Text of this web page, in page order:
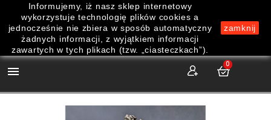

0
Informujemy, iż nasz sklep internetowy
wykorzystuje technologię plików cookies a
jednocześnie nie zbiera w sposób automatyczny
żadnych informacji, z wyjątkiem informacji
zawartych w tych plikach (tzw. „ciasteczkach”).
zamknij